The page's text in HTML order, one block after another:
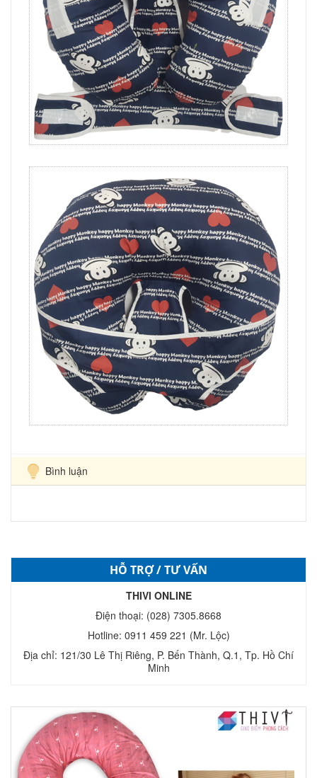
Bình luận
HỖ TRỢ / TƯ VẤN
THIVI ONLINE
Điện thoại: (028) 7305.8668
Hotline: 0911 459 221 (Mr. Lộc)
Địa chỉ: 121/30 Lê Thị Riêng, P. Bến Thành, Q.1, Tp. Hồ Chí
Minh